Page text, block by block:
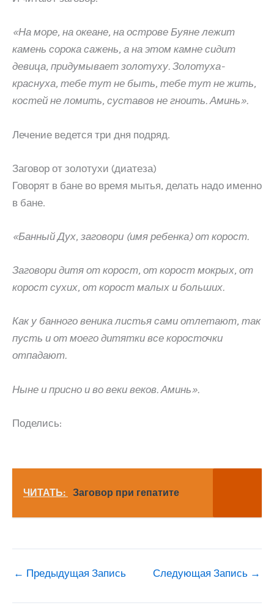
«На море, на океане, на острове Буяне лежит
камень сорока сажень, а на этом камне сидит
девица, придумывает золотуху. Золотуха-
краснуха, тебе тут не быть, тебе тут не жить,
костей не ломить, суставов не гноить. Аминь».
Лечение ведется три дня подряд.
Заговор от золотухи (диатеза)
Говорят в бане во время мытья, делать надо именно
в бане.
«Банный Дух, заговори (имя ребенка) от корост.
Заговори дитя от корост, от корост мокрых, от
корост сухих, от корост малых и больших.
Как у банного веника листья сами отлетают, так
пусть и от моего дитятки все коросточки
отпадают.
Ныне и присно и во веки веков. Аминь».
Поделись:
ЧИТАТЬ: Заговор при гепатите
← Предыдущая Запись Следующая Запись →